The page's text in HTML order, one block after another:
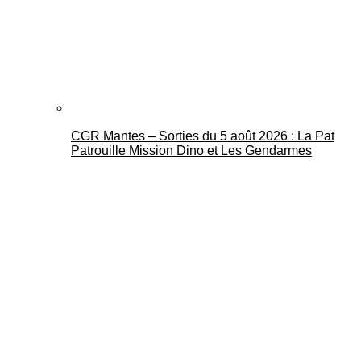
CGR Mantes – Sorties du 5 août 2026 : La Pat
Patrouille Mission Dino et Les Gendarmes